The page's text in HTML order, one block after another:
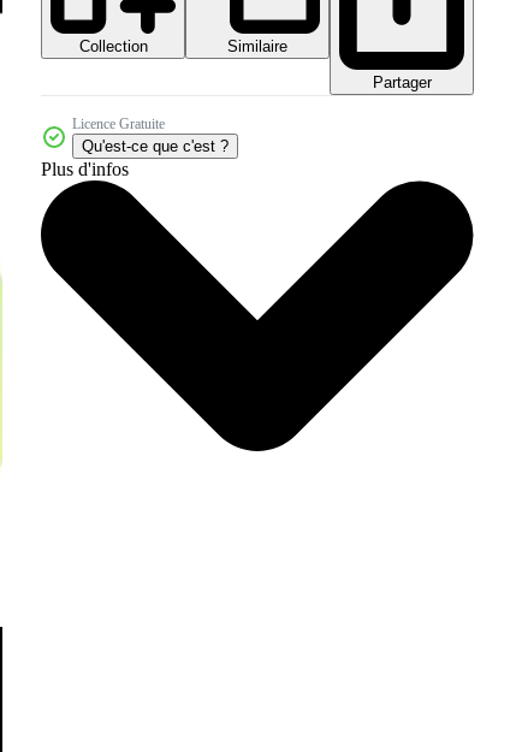
Collection
Similaire
Partager
Licence Gratuite
Qu'est-ce que c'est ?
Plus d'infos